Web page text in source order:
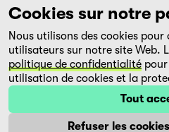
d'Afrique et d'Europe de l'Est,
grâce à ses propres éditions
streaming filmingo.
Cookies sur notre
Nous utilisons des cookies pour
utilisateurs sur notre site Web.
politique de confidentialité
utilisation de cookies et la
Tout
Refuser les